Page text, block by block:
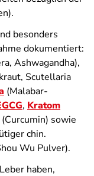
besonders
dokumentiert:
Ashwagandha),
Scutellaria
(Malabar-
, Kratom
(Curcumin) sowie
chin.
Wu Pulver).
haben,